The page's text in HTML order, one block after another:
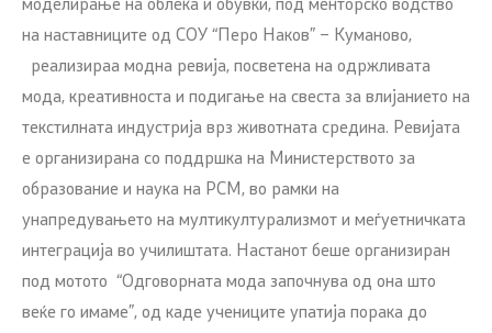
моделирање на облека и обувки, под менторско водство
на наставниците од СОУ “Перо Наков” – Куманово,
реализираа модна ревија, посветена на одржливата
мода, креативноста и подигање на свеста за влијанието на
текстилната индустрија врз животната средина. Ревијата
е организирана со поддршка на Министерството за
образование и наука на РСМ, во рамки на
унапредувањето на мултикултурализмот и меѓуетничката
интеграција во училиштата. Настанот беше организиран
под мотото “Одговорната мода започнува од она што
веќе го имаме”, од каде учениците упатија порака до